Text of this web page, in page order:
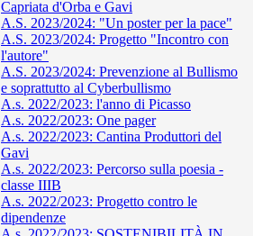
Capriata d'Orba e Gavi
A.S. 2023/2024: "Un poster per la pace"
A.S. 2023/2024: Progetto "Incontro con
l'autore"
A.S. 2023/2024: Prevenzione al Bullismo
e soprattutto al Cyberbullismo
A.s. 2022/2023: l'anno di Picasso
A.s. 2022/2023: One pager
A.s. 2022/2023: Cantina Produttori del
Gavi
A.s. 2022/2023: Percorso sulla poesia -
classe IIIB
A.s. 2022/2023: Progetto contro le
dipendenze